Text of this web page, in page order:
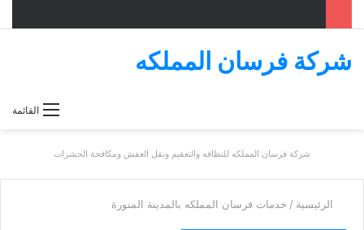
القائمة
شركة فرسان المملكه
شركة فرسان المملكه للنظافه والتعقيم ونقل العفش ومكافحة الحشرات
الرئيسية / خدمات فرسان المملكه بالمدينة المنورة